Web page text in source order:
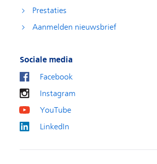
Prestaties
Aanmelden nieuwsbrief
Sociale media
Facebook
Instagram
YouTube
LinkedIn